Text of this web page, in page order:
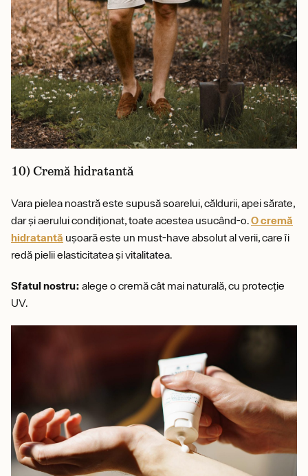
10) Cremă hidratantă
Vara pielea noastră este supusă soarelui, căldurii, apei sărate,
dar și aerului condiționat, toate acestea usucând-o.O cremă
hidratantă ușoară este un must-have absolut al verii, care îi
redă pielii elasticitatea și vitalitatea.
Sfatul nostru: alege o cremă cât mai naturală, cu protecție
UV.